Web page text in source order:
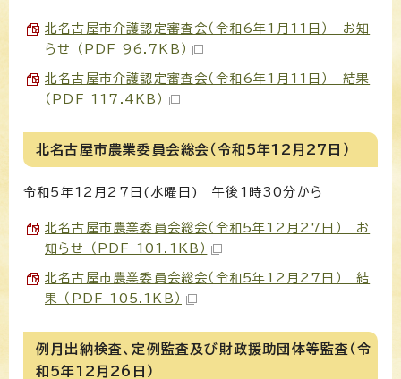
北名古屋市介護認定審査会（令和6年1月11日） お知
らせ （PDF 96.7KB）
北名古屋市介護認定審査会（令和6年1月11日） 結果
（PDF 117.4KB）
北名古屋市農業委員会総会（令和5年12月27日）
令和5年12月27日(水曜日) 午後1時30分から
北名古屋市農業委員会総会（令和5年12月27日） お
知らせ （PDF 101.1KB）
北名古屋市農業委員会総会（令和5年12月27日） 結
果 （PDF 105.1KB）
例月出納検査、定例監査及び財政援助団体等監査（令
和5年12月26日）